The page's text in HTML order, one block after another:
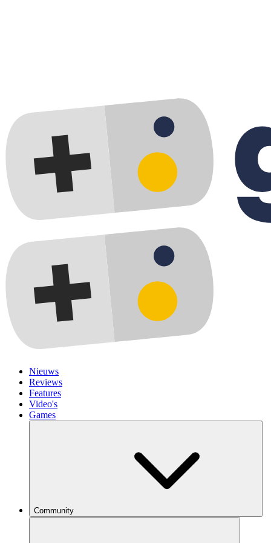
Nieuws
Reviews
Features
Video's
Games
Community